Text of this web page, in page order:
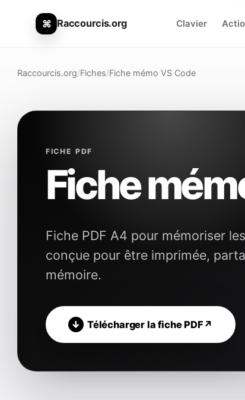
⌘ Raccourcis.org Clavier
Raccourcis.org/Fiches/Fiche mémo VS Code
FICHE PDF
Fiche
Fiche PDF A4 pour mémoriser
conçue pour être imprimée,
mémoire.
Télécharger la fiche PDF